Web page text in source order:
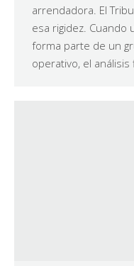
arrendadora. El
esa rigidez. Cuando
forma parte de un
operativo, el análisis